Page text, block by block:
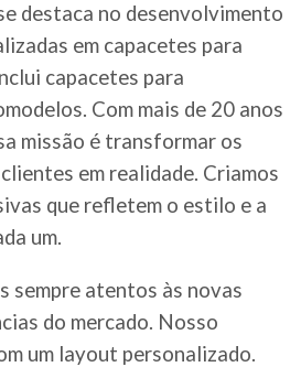
destaca no desenvolvimento
em capacetes para
capacetes para
Com mais de 20 anos
missão é transformar os
em realidade. Criamos
que refletem o estilo e a
um.
sempre atentos às novas
do mercado. Nosso
um layout personalizado.